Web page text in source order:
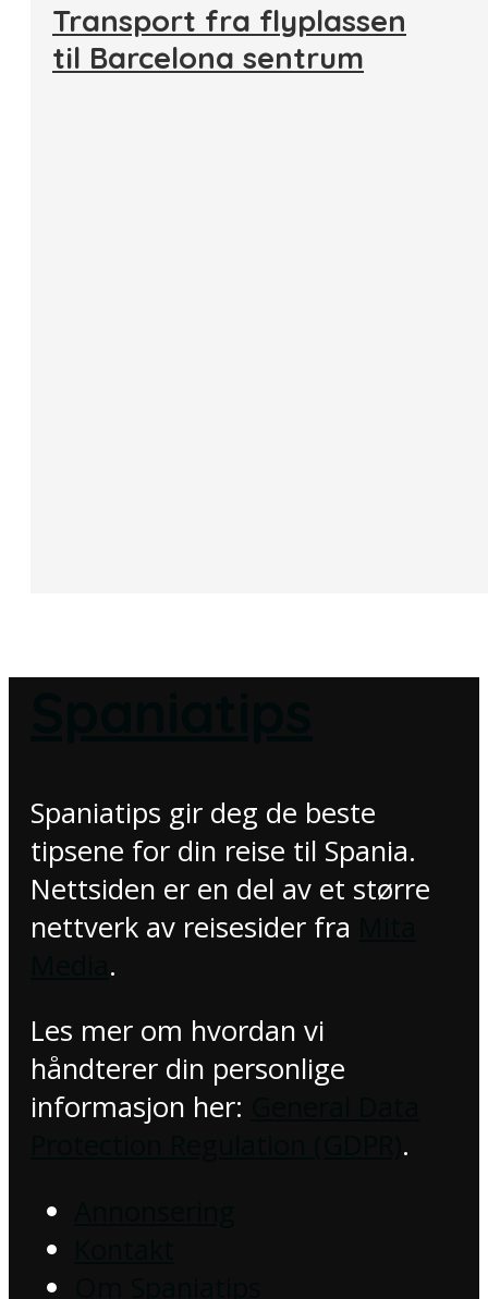
Transport fra flyplassen
til Barcelona sentrum
Spaniatips gir deg de beste
tipsene for din reise til Spania.
Nettsiden er en del av et større
nettverk av reisesider fra
.
Les mer om hvordan vi
håndterer din personlige
informasjon her:
.